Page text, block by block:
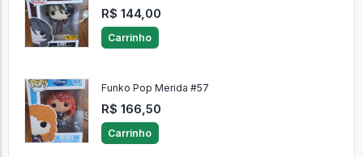
R$ 144,00
Carrinho
Funko Pop Merida #57
R$ 166,50
Carrinho